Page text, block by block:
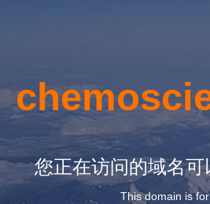
您正在访问的域名可
This domain is